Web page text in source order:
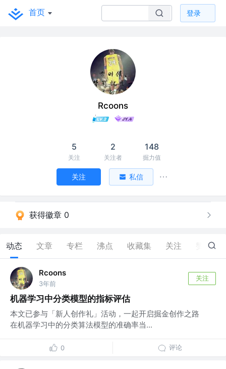
首页 登录
Rcoons
5
关注
2
关注者
148
掘力值
关注 私信
获得徽章 0
动态 文章 专栏 沸点 收藏集 关注 0
Rcoons
3年前
关注
机器学习中分类模型的指标评估
本文已参与「新人创作礼」活动，一起开启掘金创作之路
在机器学习中的分类算法模型的准确率当...
0 评论